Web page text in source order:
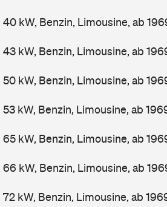
40 kW, Benzin, Limousine, ab
43 kW, Benzin, Limousine, ab
50 kW, Benzin, Limousine, ab
kW, Benzin, Limousine, ab
65 kW, Benzin, Limousine, ab
66 kW, Benzin, Limousine, ab
kW, Benzin, Limousine, ab